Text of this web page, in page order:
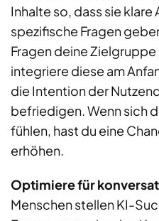
Inhalte so, dass sie
spezifische Fragen
Fragen deine
integriere diese am
die Intention der
befriedigen. Wenn sich
fühlen, hast du eine
erhöhen.
Optimiere für
Menschen stellen KI-